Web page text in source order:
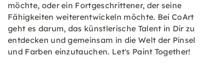
möchte, oder ein Fortgeschrittener, der seine
Fähigkeiten weiterentwickeln möchte. Bei CoArt
geht es darum, das künstlerische Talent in Dir zu
entdecken und gemeinsam in die Welt der Pinsel
und Farben einzutauchen. Let's Paint Together!